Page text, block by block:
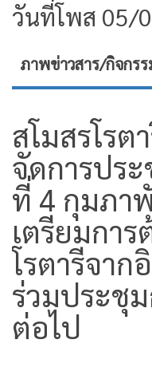
วันที่โพส 05/
ภาพข่าวสาร/กิจกร
สโมสรโร
จัดการปร
ที่ 4 กุมภา
เตรียมกา
โรตารีจาก
ร่วมประชุ
ต่อไป